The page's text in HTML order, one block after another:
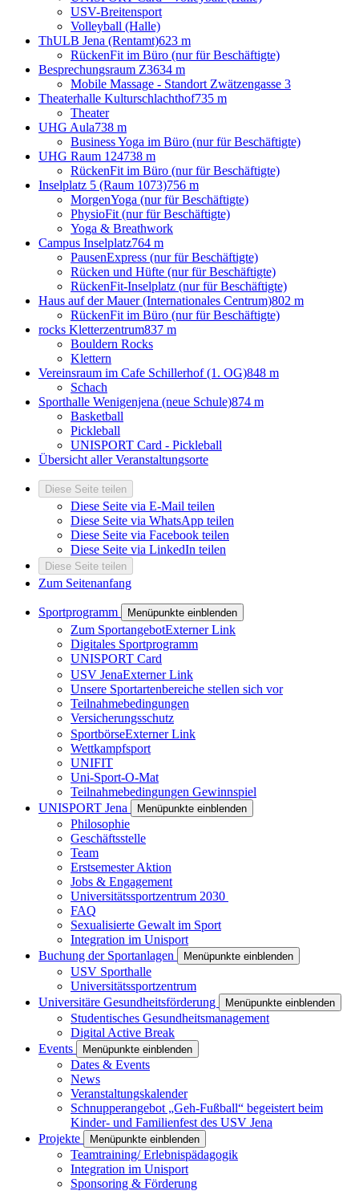
USV-Breitensport
Volleyball (Halle)
ThULB Jena (Rentamt)623 m
RückenFit im Büro (nur für Beschäftigte)
Besprechungsraum Z3634 m
Mobile Massage - Standort Zwätzengasse 3
Theaterhalle Kulturschlachthof735 m
Theater
UHG Aula738 m
Business Yoga im Büro (nur für Beschäftigte)
UHG Raum 124738 m
RückenFit im Büro (nur für Beschäftigte)
Inselplatz 5 (Raum 1073)756 m
MorgenYoga (nur für Beschäftigte)
PhysioFit (nur für Beschäftigte)
Yoga & Breathwork
Campus Inselplatz764 m
PausenExpress (nur für Beschäftigte)
Rücken und Hüfte (nur für Beschäftigte)
RückenFit-Inselplatz (nur für Beschäftigte)
Haus auf der Mauer (Internationales Centrum)802 m
RückenFit im Büro (nur für Beschäftigte)
rocks Kletterzentrum837 m
Bouldern Rocks
Klettern
Vereinsraum im Cafe Schillerhof (1. OG)848 m
Schach
Sporthalle Wenigenjena (neue Schule)874 m
Basketball
Pickleball
UNISPORT Card - Pickleball
Übersicht aller Veranstaltungsorte
Diese Seite teilen
Diese Seite via E-Mail teilen
Diese Seite via WhatsApp teilen
Diese Seite via Facebook teilen
Diese Seite via LinkedIn teilen
Diese Seite teilen
Zum Seitenanfang
Sportprogramm Menüpunkte einblenden
Zum SportangebotExterner Link
Digitales Sportprogramm
UNISPORT Card
USV JenaExterner Link
Unsere Sportartenbereiche stellen sich vor
Teilnahmebedingungen
Versicherungsschutz
SportbörseExterner Link
Wettkampfsport
UNIFIT
Uni-Sport-O-Mat
Teilnahmebedingungen Gewinnspiel
UNISPORT Jena
Menüpunkte einblenden
Philosophie
Geschäftsstelle
Team
Erstsemester Aktion
Jobs & Engagement
Universitätssportzentrum 2030
FAQ
Sexualisierte Gewalt im Sport
Integration im Unisport
Buchung der Sportanlagen
Menüpunkte einblenden
USV Sporthalle
Universitätssportzentrum
Universitäre Gesundheitsförderung
Menüpunkte einblenden
Studentisches Gesundheitsmanagement
Digital Active Break
Events
Menüpunkte einblenden
Dates & Events
News
Veranstaltungskalender
Schnupperangebot „Geh-Fußball“ begeistert beim
Kinder- und Familienfest des USV Jena
Projekte
Menüpunkte einblenden
Teamtraining/ Erlebnispädagogik
Integration im Unisport
Sponsoring & Förderung